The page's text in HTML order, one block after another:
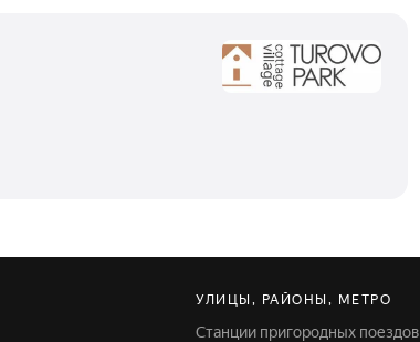
УЛИЦЫ, РАЙОНЫ, МЕТРО
Станции пригородных поездов